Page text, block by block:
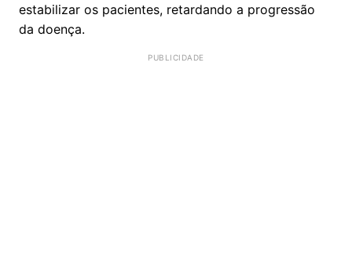
estabilizar os pacientes, retardando a progressão
da doença.